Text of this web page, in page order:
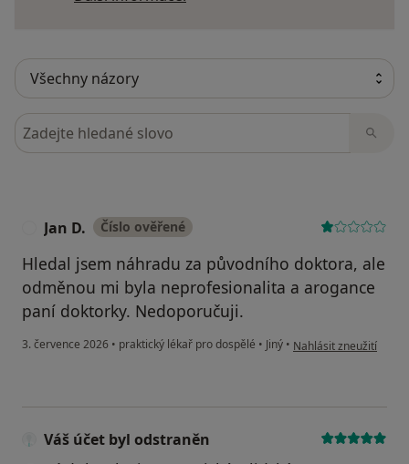
Hledejte v názorech
Jan D. Číslo ověřené
Hledal jsem náhradu za původního doktora, ale
odměnou mi byla neprofesionalita a arogance
paní doktorky. Nedoporučuji.
3. července 2026 • praktický lékař pro dospělé • Jiný • podle názoru uživatele
Nahlásit zneužití
Váš účet byl odstraněn